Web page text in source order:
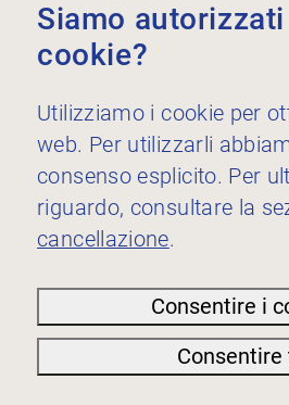
Siamo
cookie?
Utilizziamo i cookie per
web. Per utilizzarli
consenso esplicito. Per
riguardo, consultare la
cancellazione.
Consentire i